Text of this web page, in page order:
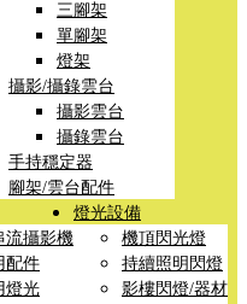
三腳架
單腳架
燈架
攝影/攝錄雲台
攝影雲台
攝錄雲台
手持穩定器
腳架/雲台配件
流攝影機
配件
燈光
燈光設備
機頂閃光燈
持續照明閃燈
影樓閃燈/器材